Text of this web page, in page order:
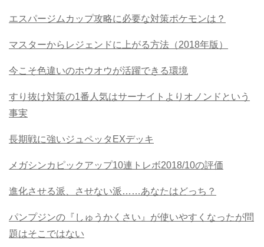
エスパージムカップ攻略に必要な対策ポケモンは？
マスターからレジェンドに上がる方法（2018年版）
今こそ色違いのホウオウが活躍できる環境
すり抜け対策の1番人気はサーナイトよりオノンドという
事実
長期戦に強いジュペッタEXデッキ
メガシンカピックアップ10連トレボ2018/10の評価
進化させる派、させない派……あなたはどっち？
パンプジンの『しゅうかくさい』が使いやすくなったが問
題はそこではない